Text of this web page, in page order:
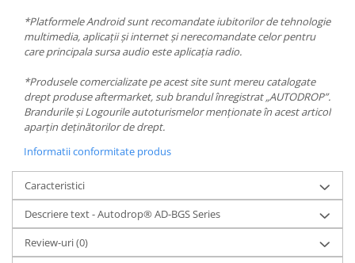
*Platformele Android sunt recomandate iubitorilor de tehnologie
multimedia, aplicații și internet și nerecomandate celor pentru
care principala sursa audio este aplicația radio.
*Produsele comercializate pe acest site sunt mereu catalogate
drept produse aftermarket, sub brandul înregistrat „AUTODROP”.
Brandurile și Logourile autoturismelor menționate în acest articol
aparțin deținătorilor de drept.
Informatii conformitate produs
Caracteristici
Descriere text - Autodrop® AD-BGS Series
Review-uri(0)